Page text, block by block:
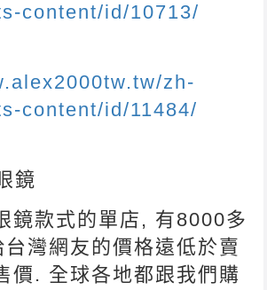
content/id/10713/
zh-
content/id/11484/
鏡
鏡款式的單店, 有8000多
灣網友的價格遠低於賣
價. 全球各地都跟我們購